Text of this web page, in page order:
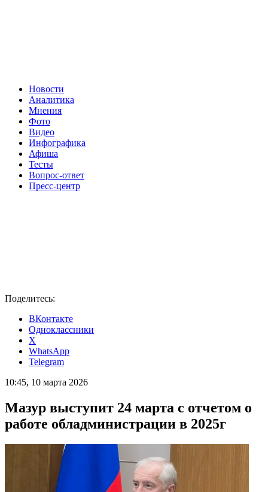
Новости
Аналитика
Мнения
Фото
Видео
Инфографика
Афиша
Тесты
Вопрос-ответ
Пресс-центр
Поделитесь:
ВКонтакте
Одноклассники
X
WhatsApp
Telegram
10:45, 10 марта 2026
Мазур выступит 24 марта с отчетом о
работе обладминистрации в 2025г